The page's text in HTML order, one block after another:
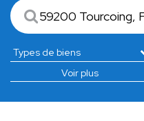
Voir plus